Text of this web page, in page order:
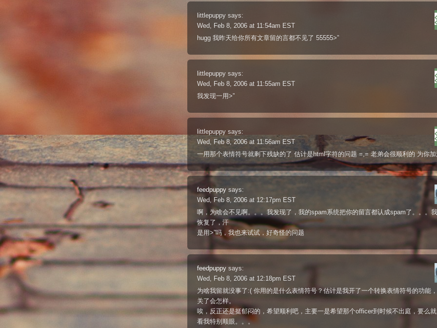
littlepuppy says:
Wed, Feb 8, 2006 at 11:54am EST
hugg 我昨天给你所有文章留的言都不见了 55555>”
littlepuppy says:
Wed, Feb 8, 2006 at 11:55am EST
我发现一用>”
littlepuppy says:
Wed, Feb 8, 2006 at 11:56am EST
一用那个表情符号就剩下残缺的了 估计是html字符的问题 =,= 老弟会很顺利的 为你
feedpuppy says:
Wed, Feb 8, 2006 at 12:17pm EST
啊，为啥会不见啊。。。我发现了，我的spam系统把你的留言都认成spam了。。。
恢复了，汗
是用>”吗，我也来试试，好奇怪的问题
feedpuppy says:
Wed, Feb 8, 2006 at 12:18pm EST
为啥我留就没事了:( 你用的是什么表情符号？估计是我开了一个转换表情符号的功能
关了会怎样。
唉，反正还是挺郁闷的，希望顺利吧，主要一是希望那个officer到时候不出庭，要么
看我特别顺眼。。。